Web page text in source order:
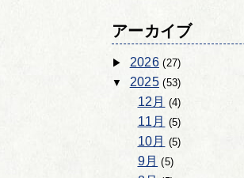
アーカイブ
2026(27)
2025(53)
12月 (4)
11月 (5)
10月 (5)
9月 (5)